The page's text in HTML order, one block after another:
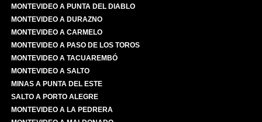
MONTEVIDEO A PUNTA DEL DIABLO
MONTEVIDEO A DURAZNO
MONTEVIDEO A CARMELO
MONTEVIDEO A PASO DE LOS TOROS
MONTEVIDEO A TACUAREMBÓ
MONTEVIDEO A SALTO
MINAS A PUNTA DEL ESTE
SALTO A PORTO ALEGRE
MONTEVIDEO A LA PEDRERA